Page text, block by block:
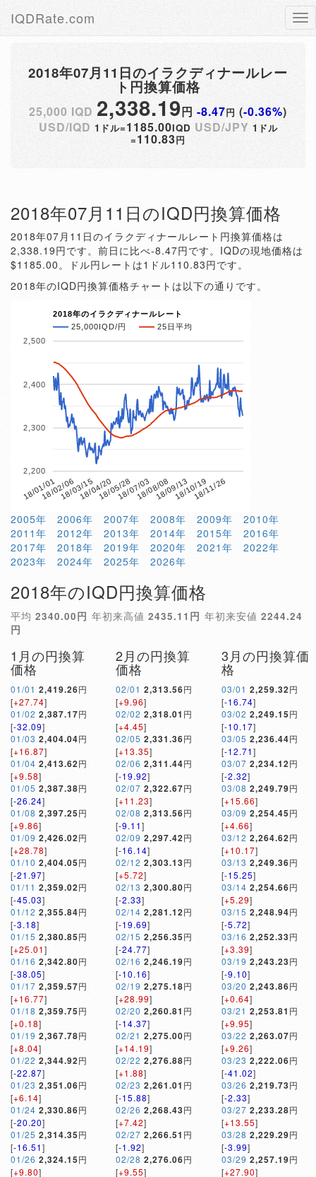
IQDRate.com
2018年07月11日のイラクディナールレー
ト円換算価格
25,000 IQD 2,338.19円-8.47円 (-0.36%)
USD/IQD 1ドル=1185.00IQD USD/JPY 1ドル
=110.83円
2018年07月11日のIQD円換算価格
2018年07月11日のイラクディナールレート円換算価格は
2,338.19円です。前日に比べ-8.47円です。IQDの現地価格は
$1185.00。ドル円レートは1ドル110.83円です。
2018年のIQD円換算価格チャートは以下の通りです。
2018年のイラクディナールレート
25,000IQD/円
25日平均
18/01/0118/02/0618/03/1518/04/2018/05/2818/07/0318/08/0818/09/1318/10/1918/11/26
2,200
2,300
2,400
2,500
2005年 2006年 2007年 2008年 2009年
2010年
2011年
2012年 2013年 2014年 2015年
2016年
2017年
2018年 2019年 2020年 2021年
2022年
2023年
2024年 2025年 2026年
2018年のIQD円換算価格
平均 2340.00円 年初来高値 2435.11円 年初来安値 2244.24
円
1月の円換算
価格
01/01 2,419.26円
[+27.74]
01/02 2,387.17円
[-32.09]
01/03 2,404.04円
[+16.87]
01/04 2,413.62円
[+9.58]
01/05 2,387.38円
[-26.24]
01/08 2,397.25円
[+9.86]
01/09 2,426.02円
[+28.78]
01/10 2,404.05円
[-21.97]
01/11 2,359.02円
[-45.03]
01/12 2,355.84円
[-3.18]
01/15 2,380.85円
[+25.01]
01/16 2,342.80円
[-38.05]
01/17 2,359.57円
[+16.77]
01/18 2,359.75円
[+0.18]
01/19 2,367.78円
[+8.04]
01/22 2,344.92円
[-22.87]
01/23 2,351.06円
[+6.14]
01/24 2,330.86円
[-20.20]
01/25 2,314.35円
[-16.51]
01/26 2,324.15円
[+9.80]
2月の円換算
価格
02/01 2,313.56円
[+9.96]
02/02 2,318.01 円
[+4.45]
02/05 2,331.36円
[+13.35]
02/06 2,311.44円
[-19.92]
02/07 2,322.67円
[+11.23]
02/08 2,313.56円
[-9.11]
02/09 2,297.42円
[-16.14]
02/12 2,303.13円
[+5.72]
02/13 2,300.80円
[-2.33]
02/14 2,281.12円
[-19.69]
02/15 2,256.35円
[-24.77]
02/16 2,246.19円
[-10.16]
02/19 2,275.18円
[+28.99]
02/20 2,260.81 円
[-14.37]
02/21 2,275.00円
[+14.19]
02/22 2,276.88円
[+1.88]
02/23 2,261.01 円
[-15.88]
02/26 2,268.43円
[+7.42]
02/27 2,266.51 円
[-1.92]
02/28 2,276.06円
[+9.55]
3月の円換算価
格
03/01 2,259.32円
[-16.74]
03/02 2,249.15円
[-10.17]
03/05 2,236.44円
[-12.71]
03/07 2,234.12円
[-2.32]
03/08 2,249.79円
[+15.66]
03/09 2,254.45円
[+4.66]
03/12 2,264.62円
[+10.17]
03/13 2,249.36円
[-15.25]
03/14 2,254.66円
[+5.29]
03/15 2,248.94円
[-5.72]
03/16 2,252.33円
[+3.39]
03/19 2,243.23円
[-9.10]
03/20 2,243.86円
[+0.64]
03/21 2,253.81 円
[+9.95]
03/22 2,263.07円
[+9.26]
03/23 2,222.06円
[-41.02]
03/26 2,219.73円
[-2.33]
03/27 2,233.28円
[+13.55]
03/28 2,229.29円
[-3.99]
03/29 2,257.19円
[+27.90]